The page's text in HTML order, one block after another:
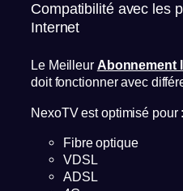
Compatibilité avec les
Internet
Le Meilleur Abonnement
doit fonctionner avec
NexoTV est optimisé pour :
Fibre optique
VDSL
ADSL